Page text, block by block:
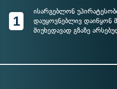
1
ისარგებლონ
დაუყოვნებლივ დაიწყონ
მიუხედავად გზაზე